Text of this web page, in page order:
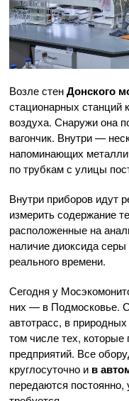
Возле стенДонского
стационарных станций
воздуха. Снаружи она
вагончик. Внутри —
напоминающих
по трубкам с улицы
Внутри приборов идут
измерить содержание
расположенные на
наличие диоксида
реального времени.
Сегодня у
них — в Подмосковье.
автотрасс, в
том числе тех,
предприятий. Все
круглосуточно и в
передаются постоянно,